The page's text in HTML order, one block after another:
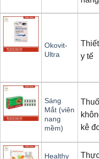
Okovit-
Ultra
y tế
Sáng
Mắt (viên
nang
mềm)
kê
Healthy